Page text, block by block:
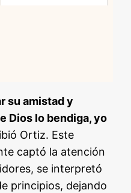
su amistad y
Dios lo bendiga, yo
Ortiz. Este
captó la atención
se interpretó
principios, dejando